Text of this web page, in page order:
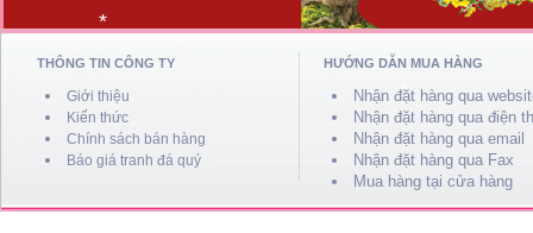
THÔNG TIN CÔNG TY
Giới thiệu
Kiến thức
Chính sách bán hàng
Báo giá tranh đá quý
HƯỚNG DẪN MUA HÀNG
Nhận đặt hàng qua
Nhận đặt hàng qua điện
Nhận đặt hàng qua email
Nhận đặt hàng qua Fax
Mua hàng tại cửa hàng
*